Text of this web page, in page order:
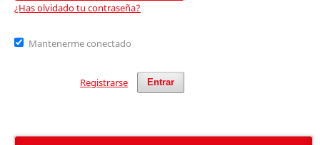
¿Has olvidado tu contraseña?
Mantenerme conectado
Entrar
Registrarse